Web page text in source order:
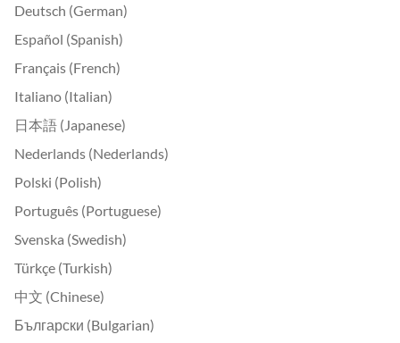
Deutsch (German)
Español (Spanish)
Français (French)
Italiano (Italian)
日本語 (Japanese)
Nederlands (Nederlands)
Polski (Polish)
Português (Portuguese)
Svenska (Swedish)
Türkçe (Turkish)
中文 (Chinese)
Български (Bulgarian)